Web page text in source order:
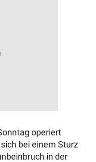
operiert
bei einem Sturz
in der